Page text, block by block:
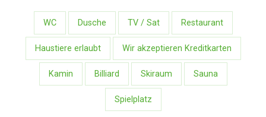
WC Dusche TV / Sat Restaurant
Haustiere erlaubt Wir akzeptieren Kreditkarten
Kamin Billiard Skiraum Sauna
Spielplatz